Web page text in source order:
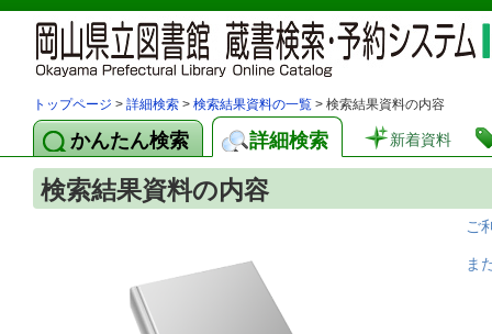
トップページ > 詳細検索 > 検索結果資料の一覧 > 検索結果資料の内容
かんたん検索 詳細検索 新着資料
検索結果資料の内容
ご
ま